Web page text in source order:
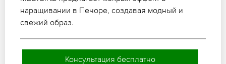
наращивании в Печоре, создавая модный и
свежий образ.
Консультация бесплатно